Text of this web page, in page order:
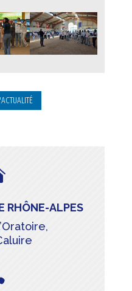
RHÔNE-ALPES